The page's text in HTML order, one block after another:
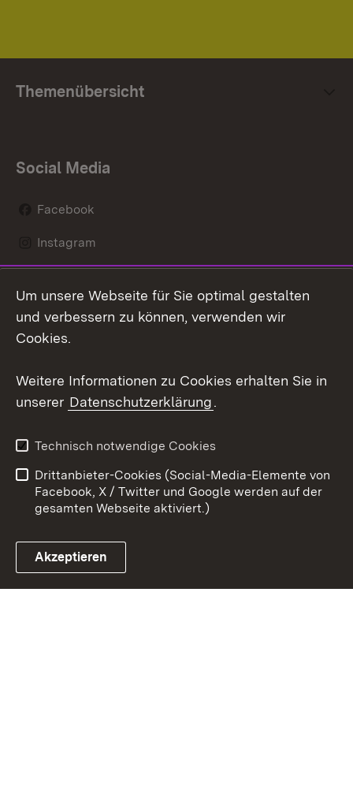
Themenübersicht
Social Media
Facebook
Instagram
Mastodon
Youtube
Link zum Landesportal
Kontakt
Datenschutz
Barrierefreiheit
Impressum Cookies
Um unsere Webseite für Sie optimal gestalten
und verbessern zu können, verwenden wir
Cookies.
Weitere Informationen zu Cookies erhalten Sie in
unserer Datenschutzerklärung.
Technisch notwendige Cookies
Drittanbieter-Cookies (Social-Media-Elemente von
Facebook, X / Twitter und Google werden auf der
gesamten Webseite aktiviert.)
Akzeptieren